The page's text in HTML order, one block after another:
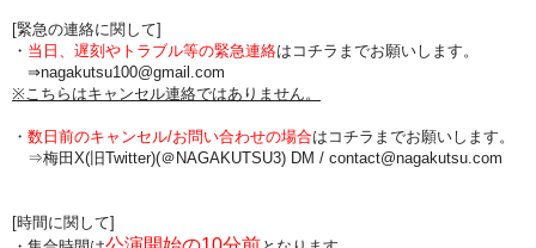
[緊急の連絡に関して]
・ 当日、遅刻やトラブル等の緊急連絡はコチラまでお願いします。
⇒nagakutsu100@gmail.com
※こちらはキャンセル連絡ではありません。
・ 数日前のキャンセル/お問い合わせの場合は コチラまでお願いします。
⇒梅田X(旧Twitter)(＠NAGAKUTSU3) DM / contact@nagakutsu.com
[時間に関して]